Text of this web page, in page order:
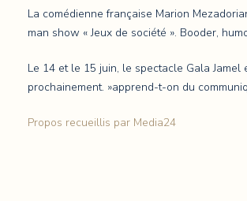
La comédienne française Marion
man show « Jeux de société ». Booder,
Le 14 et le 15 juin, le spectacle Gala
prochainement. »apprend-t-on du
Propos recueillis par Media24